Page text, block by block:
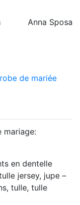
Anna Sposa
de mariée
mariage:
en dentelle
jersey, jupe –
tulle, tulle